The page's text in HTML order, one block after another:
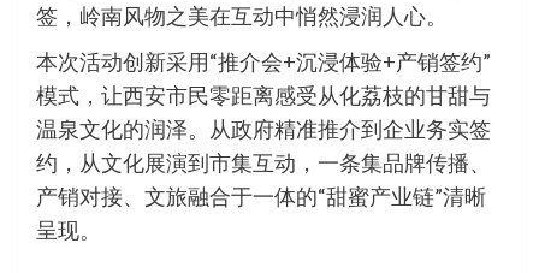
签，岭南风物之美在互动中悄然浸润人心。
本次活动创新采用“推介会+沉浸体验+产销签约”
模式，让西安市民零距离感受从化荔枝的甘甜与
温泉文化的润泽。从政府精准推介到企业务实签
约，从文化展演到市集互动，一条集品牌传播、
产销对接、文旅融合于一体的“甜蜜产业链”清晰
呈现。